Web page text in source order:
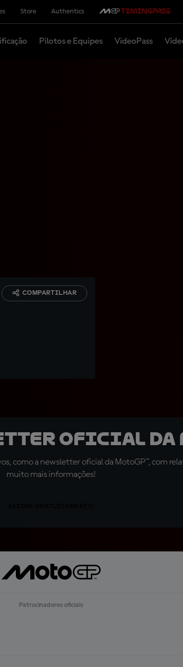
Store Authentics
Pilotos e Equipes VideoPass
COMPARTILHAR
oficial da
como a newsletter oficial da MotoGP™, com
muito mais informações!
Patrocinadores oficiais